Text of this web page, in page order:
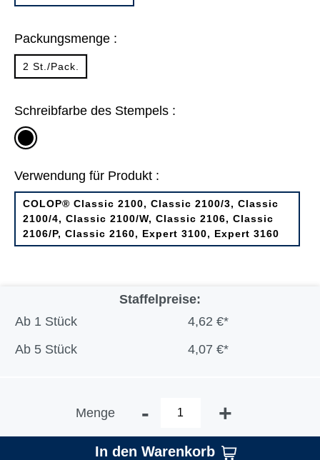
Packungsmenge :
2 St./Pack.
Schreibfarbe des Stempels :
schwarz
Verwendung für Produkt :
COLOP® Classic 2100, Classic 2100/3, Classic
2100/4, Classic 2100/W, Classic 2106, Classic
2106/P, Classic 2160, Expert 3100, Expert 3160
Staffelpreise:
Ab 1 Stück
4,62 €*
Ab 5 Stück 4,07 €*
Menge - +
In den Warenkorb